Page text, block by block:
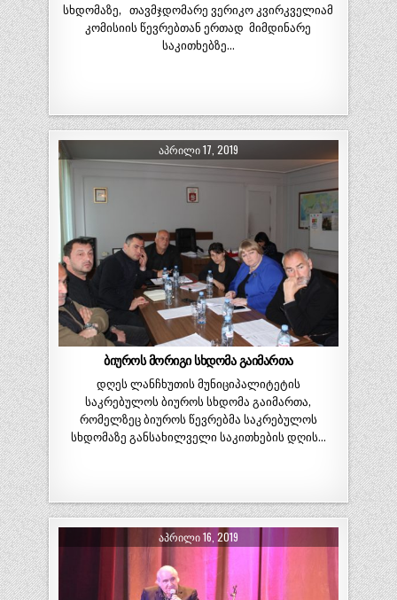
სხდომაზე, თავმჯდომარე ვერიკო კვირკველიამ
კომისიის წევრებთან ერთად მიმდინარე
საკითხებზე…
ᲐᲞᲠᲘᲚᲘ 17, 2019
ბიუროს მორიგი სხდომა გაიმართა
დღეს ლანჩხუთის მუნიციპალიტეტის
საკრებულოს ბიუროს სხდომა გაიმართა,
რომელზეც ბიუროს წევრებმა საკრებულოს
სხდომაზე განსახილველი საკითხების დღის…
ᲐᲞᲠᲘᲚᲘ 16, 2019